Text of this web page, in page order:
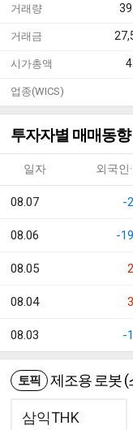
거래량
거래금
시가총액
업종(WICS)
투자자별 매매동향
일자 외국인
08.07 -
08.06 -
08.05
08.04
08.03 -
토픽 제조용 로봇
삼익THK